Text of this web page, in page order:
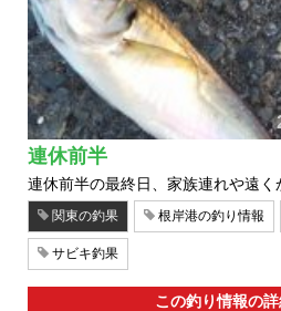
連休前半
連休前半の最終日、家族連れや遠く
関東の釣果 根岸港の釣り情報
サビキ釣果
この釣り情報の